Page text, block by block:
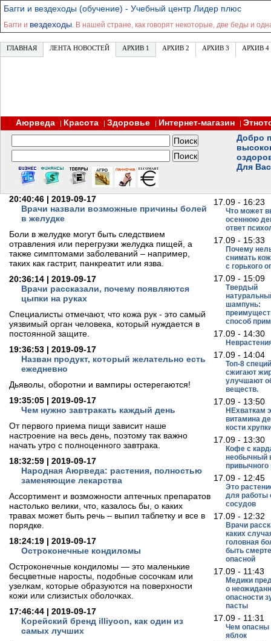
Багги и вездеходы (обучение) - Учебный центр Лидер плюс
Багги и вездеходы. В нашей стране, как говорят некоторые, две беды и
ГЛАВНАЯ ЛЕНТА НОВОСТЕЙ АРХИВ 1 АРХИВ 2 АРХИВ 3 АРХИВ 4
Аюрведа | Красота | Здоровье | Интернет-магазин |
Добро
Для
20:40:46 | 2019-09-17
Врачи назвали возможные причины болей
в желудке
Боли в желудке могут быть следствием
отравления или перегрузки желудка пищей, а
также симптомами заболеваний – например,
таких как гастрит, панкреатит или язва.
20:36:14 | 2019-09-17
Врачи рассказали, почему появляются
цыпки на руках
Специалисты отмечают, что кожа рук - это самый
уязвимый орган человека, который нуждается в
постоянной защите.
19:36:53 | 2019-09-17
Назван продукт, который желательно есть
ежедневно
Дьяволы, оборотни и вампиры остерегаются!
19:35:05 | 2019-09-17
Чем нужно завтракать каждый день
От первого приема пищи зависит наше
настроение на весь день, поэтому так важно
начать утро с полноценного завтрака.
18:32:59 | 2019-09-17
Народная Аюрведа: растения, полностью
заменяющие лекарства
Ассортимент и возможности аптечных препаратов
настолько велики, что, казалось бы, о каких
травах может быть речь – выпил таблетку и все в
порядке.
18:24:19 | 2019-09-17
Остроконечные кондиломы
Остроконечные кондиломы — это маленькие
бесцветные наросты, подобные сосочкам или
узелкам, которые образуются на поверхности
кожи или слизистых оболочках.
17:46:44 | 2019-09-17
Корейский бренд illiyoon, как один из
самых лучших
17.09 - 16:23
Что может
осеннюю
ответ
17.09 - 15:33
Почему
снимать
с горького
17.09 - 15:09
Твердый
шампунь:
способ
17.09 - 14:30
17.09 - 14:04
Топ-8
сжигают
улучшают
веществ.
17.09 - 13:50
НЕхваткам
витамина
кости
17.09 - 13:30
Кофе с
необычный
привычного
17.09 - 12:45
Это
для работы
сосудов
17.09 - 12:32
Врачи
каких
головная
быть
опасной
17.09 - 11:43
Медики
о
опасности
пасты
17.09 - 11:31
Чем опасны
яблок